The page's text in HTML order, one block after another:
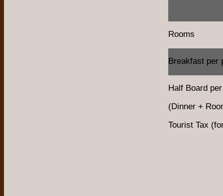
Rooms
Breakfast per
Half Board
(Dinner +
Tourist Tax